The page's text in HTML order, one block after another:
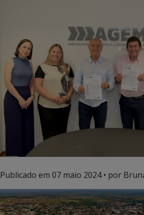
Publicado em 07 maio 2024• por